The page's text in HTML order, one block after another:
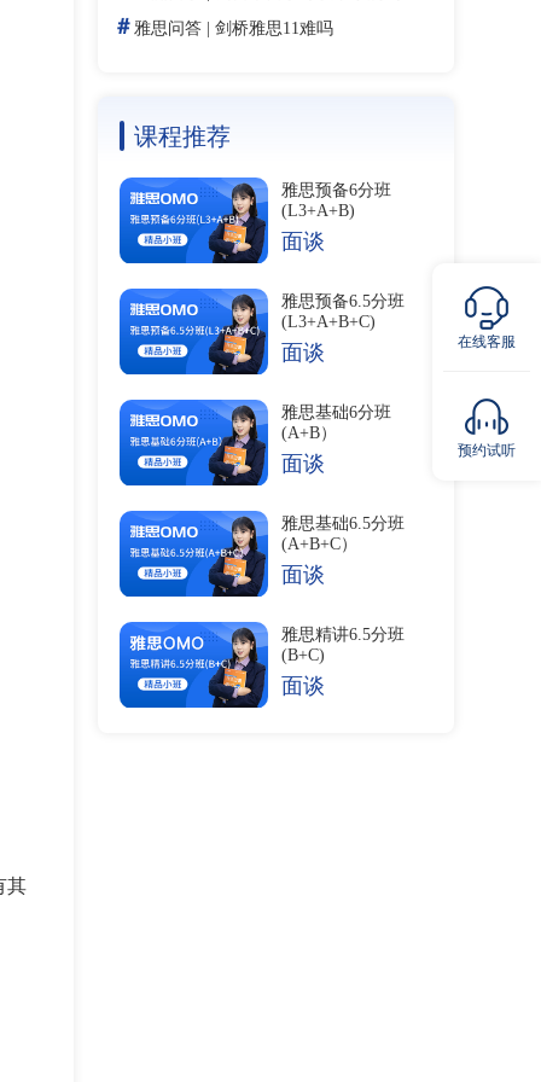
在线客服
预约试听
其
＃ 雅思问答 剑桥雅思11难吗
课程推荐
雅思预备6分班
(L3+A+B)
面谈
雅思预备6.5分班
(L3+A+B+C)
面谈
雅思基础6分班
(A+B）
面谈
雅思基础6.5分班
(A+B+C）
面谈
雅思精讲6.5分班
(B+C)
面谈